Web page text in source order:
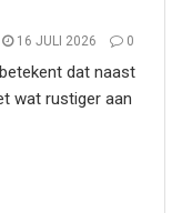
16 JULI 2026 0
dat naast
wat rustiger aan